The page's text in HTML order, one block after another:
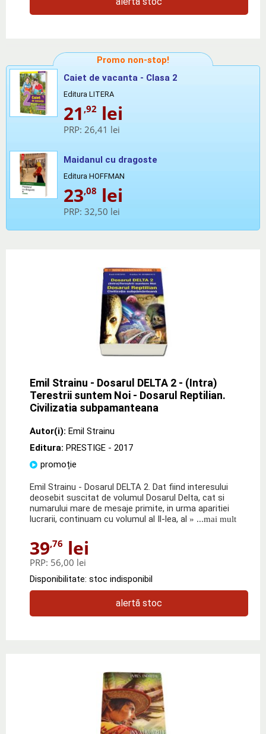
Promo non-stop!
Caiet de vacanta - Clasa 2
Editura LITERA
21 ,92 lei
PRP: 26,41 lei
Maidanul cu dragoste
Editura HOFFMAN
23,08 lei
PRP: 32,50 lei
Emil Strainu - Dosarul DELTA 2 - (Intra)
Terestrii suntem Noi - Dosarul Reptilian.
Civilizatia subpamanteana
Autor(i): Emil Strainu
Editura: PRESTIGE - 2017
promoție
Emil Strainu - Dosarul DELTA 2. Dat fiind interesului
deosebit suscitat de volumul Dosarul Delta, cat si
numarului mare de mesaje primite, in urma aparitiei
lucrarii, continuam cu volumul al Il-lea, al » ...mai mult
39,76 lei
PRP: 56,00 lei
Disponibilitate: stoc indisponibil
alertă stoc